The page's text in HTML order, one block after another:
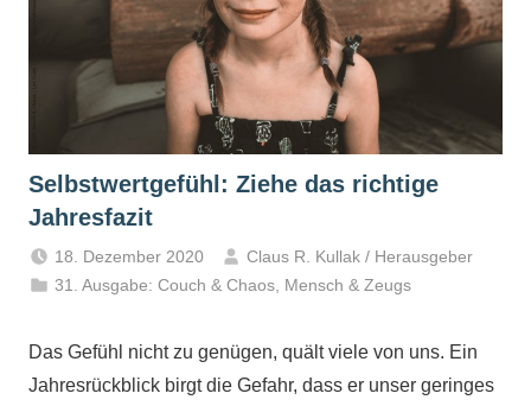
Selbstwertgefühl: Ziehe das richtige
Jahresfazit
18. Dezember 2020
Claus R. Kullak / Herausgeber
31. Ausgabe: Couch & Chaos Mensch & Zeugs
Das Gefühl nicht zu genügen, quält viele von uns. Ein
Jahresrückblick birgt die Gefahr, dass er unser geringes